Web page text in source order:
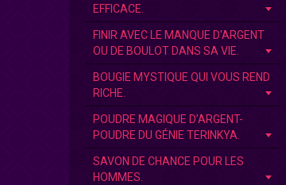
EFFICACE.
FINIR AVEC LE MANQUE D'ARGENT
OU DE BOULOT DANS SA VIE.
BOUGIE MYSTIQUE QUI VOUS REND
RICHE.
POUDRE MAGIQUE D’ARGENT-
POUDRE DU GÉNIE TERINKYA.
SAVON DE CHANCE POUR LES
HOMMES.